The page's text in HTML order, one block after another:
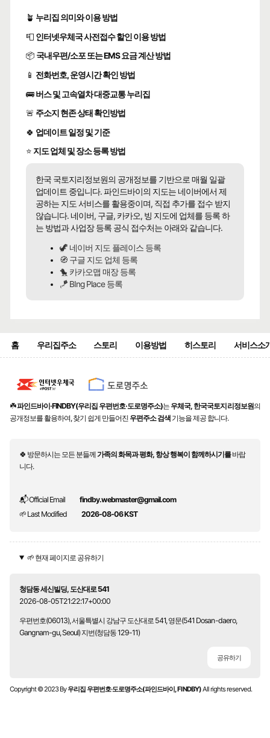
🪴 누리집 의미와 이용 방법
📮 인터넷우체국 사전접수 할인 이용 방법
📦 국내우편/소포 또는 EMS 요금 계산 방법
📱 전화번호, 운영시간 확인 방법
🚌버스 및 고속열차 대중교통 누리집
🚨 주소지 현존 상태 확인방법
🍀 업데이트 일정 및 기준
⭐ 지도 업체 및 장소 등록 방법
한국 국토지리정보원의 공개정보를 기반으로 매월 일괄
업데이트 중입니다. 파인드바이의 지도는 네이버에서 제
공하는 지도 서비스를 활용중이며, 직접 추가를 접수 받지
않습니다. 네이버, 구글, 카카오, 빙 지도에 업체를 등록 하
는 방법과 사업장 등록 공식 접수처는 아래와 같습니다.
🦖 네이버 지도 플레이스 등록
🧭 구글 지도 업체 등록
🐤 카카오맵 매장 등록
🪁 BIng Place 등록
홈 우리집주소 스토리 이용방법 히스토리 서비스소
☘️파인드바이·FINDBY(우리집 우편번호·도로명주소)는 우체국, 한국국토지리정보원의
공개정보를 활용하여, 찾기 쉽게 만들어진 우편주소 검색 기능을 제공 합니다.
🍀 방문하시는 모든 분들께가족의 화목과 평화, 항상 행복이 함께하시기를바랍
니다.
📬 Official Email
findby.webmaster@gmail.com
🌱 Last Modified
2026-08-06 KST
🌱 현재 페이지로 공유하기
청담동 세신빌딩, 도산대로 541
2026-08-05T21:22:17+00:00
우편번호(06013), 서울특별시 강남구 도산대로 541, 영문(541 Dosan-daero,
Gangnam-gu, Seoul) 지번(청담동 129-11)
공유하기
Copyright © 2023 By우리집 우편번호·도로명주소(파인드바이, FINDBY)All rights reserved.